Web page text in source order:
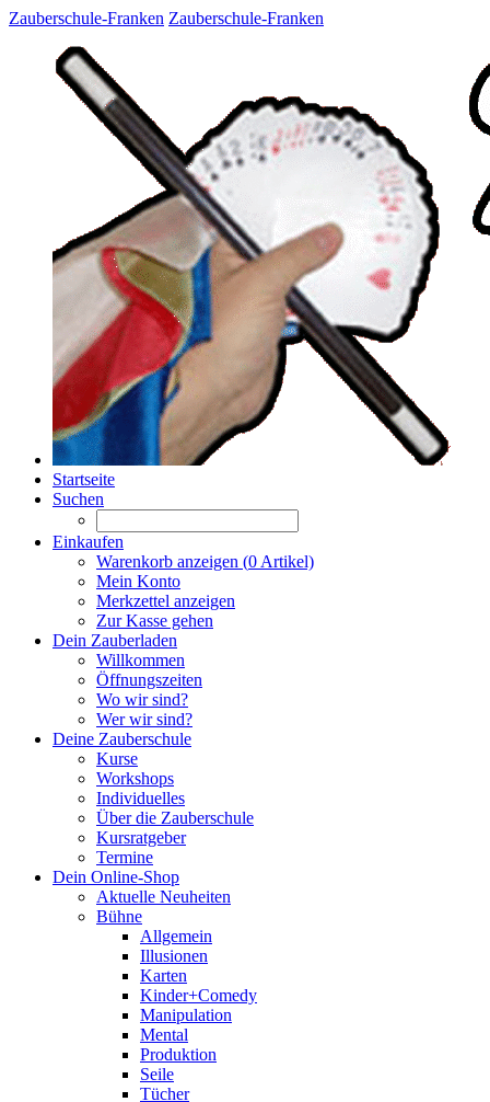
Zauberschule-Franken Zauberschule-Franken
Startseite
Suchen
Einkaufen
Warenkorb anzeigen (0 Artikel)
Mein Konto
Merkzettel anzeigen
Zur Kasse gehen
Dein Zauberladen
Willkommen
Öffnungszeiten
Wo wir sind?
Wer wir sind?
Deine Zauberschule
Kurse
Workshops
Individuelles
Über die Zauberschule
Kursratgeber
Termine
Dein Online-Shop
Aktuelle Neuheiten
Bühne
Allgemein
Illusionen
Karten
Kinder+Comedy
Manipulation
Mental
Produktion
Seile
Tücher